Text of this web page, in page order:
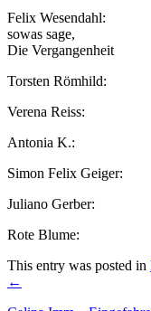
Felix Wesendahl:
sowas sage,
Die Vergangenheit
Torsten Römhild:
Verena Reiss:
Antonia K.: Lass
Simon Felix Geiger:
Juliano Gerber:
Rote Blume:
This entry was posted in
Post
←